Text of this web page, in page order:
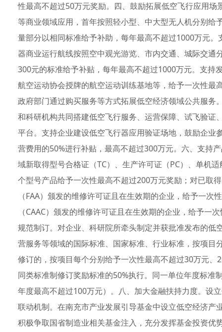
性最高不超过50万元奖励。四、鼓励拓展低空飞行应用
等商业领域应用，首年按照轻小型、中大型无人机分别
量部分以相同标准给予补助，每年最高不超过1000万元
器商业运行航线按照空中观光游览、市内交通、城际交
300元的标准给予补贴，每年最高不超过1000万元。支持
航空运动协会授牌的航空运动训练基地等，给予一次性
政府部门通过购买服务等方式拓展低空经济领域公共服
和科研机构共同搭建低空飞行服务、运营保障、试飞验
平台。支持企业建设低空飞行器应用验证场地，鼓励企
营费用的50%进行补贴，最高不超过300万元。六、支持
域新取得型号合格证（TC）、生产许可证（PC）、单机
个型号产品给予一次性最高不超过200万元奖励；对已取
（FAA）颁发的维修许可证且在生效期的企业，给予一
（CAAC）颁发的维修许可证且在生效期的企业，给予
规范制订。对企业、科研院所牵头制定并获批准发布的
营服务等领域的国际标准、国家标准、行业标准，按项
修订的，按项目每个分别给予一次性最高不超过30万元
同类标准制修订奖励标准的50%执行。同一单位年度标
年度最高不超过100万元）。八、加大金融扶持力度。设
联动机制。在南充市产业发展引导基金中设立低空经济
积极争取国省制造业相关基金注入，充分发挥基金投资